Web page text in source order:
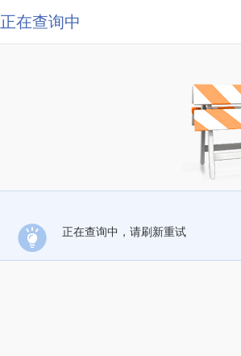
正在查询中
正在查询中，请刷新重试